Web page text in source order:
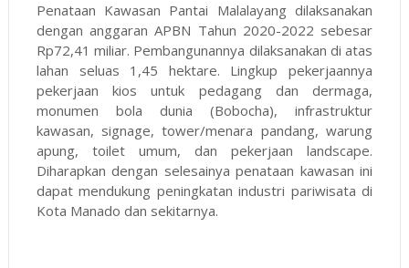
Penataan Kawasan Pantai Malalayang dilaksanakan
dengan anggaran APBN Tahun 2020-2022 sebesar
Rp72,41 miliar. Pembangunannya dilaksanakan di atas
lahan seluas 1,45 hektare. Lingkup pekerjaannya
pekerjaan kios untuk pedagang dan dermaga,
monumen bola dunia (Bobocha), infrastruktur
kawasan, signage, tower/menara pandang, warung
apung, toilet umum, dan pekerjaan landscape.
Diharapkan dengan selesainya penataan kawasan ini
dapat mendukung peningkatan industri pariwisata di
Kota Manado dan sekitarnya.